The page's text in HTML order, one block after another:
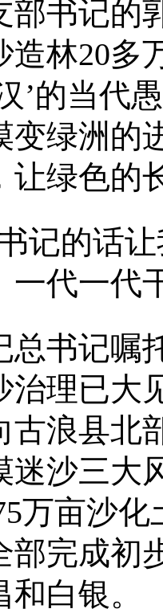
部书记的
造林20多
’的当代
变绿洲的
让绿色的
的话让
一代一代
记嘱托
治理已大
古浪县北
迷沙三大
万亩沙
部完成初
白银。